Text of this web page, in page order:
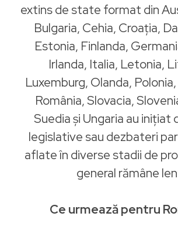
extins de state format din
Bulgaria, Cehia, Croația,
Estonia, Finlanda,
Irlanda, Italia, Letonia,
Luxemburg, Olanda,
România, Slovacia,
Suedia și Ungaria au inițiat
legislative sau dezbateri
aflate în diverse stadii de
general rămâne
Ce urmează pentru